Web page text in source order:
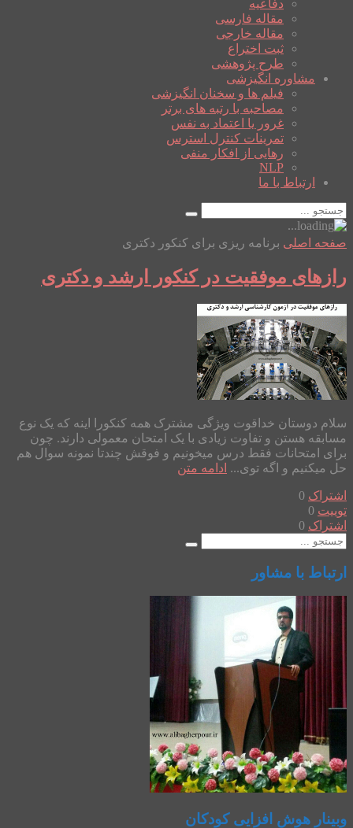
دفاعیه
مقاله فارسی
مقاله خارجی
ثبت اختراع
طرح پژوهشی
مشاوره انگیزشی
فیلم ها و سخنان انگیزشی
مصاحبه با رتبه های برتر
غرور یا اعتماد به نفس
تمرینات کنترل استرس
رهایی از افکار منفی
NLP
ارتباط با ما
صفحه اصلی برنامه ریزی برای کنکور دکتری
رازهای موفقیت در کنکور ارشد و دکتری
سلام دوستان خداقوت ویژگی مشترک همه کنکورا اینه که یک نوع
مسابقه هستن و تفاوت زیادی با یک امتحان معمولی دارند. چون
برای امتحانات فقط درس میخونیم و فوقش چندتا نمونه سوال هم
حل میکنیم و اگه توی... ادامه متن
اشتراک 0
توییت 0
اشتراک 0
ارتباط با مشاور
وبینار هوش افزایی کودکان